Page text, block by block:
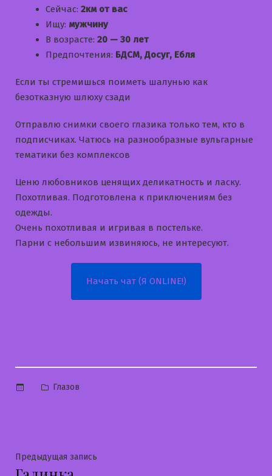
Сейчас: 2км от вас
Ищу: мужчину
В возрасте: 20 — 30 лет
Предпочтения: БДСМ, Досуг, Ебля
Если ты стремишься поиметь шалунью как
безотказную шлюху сзади
Отправлю снимки своего глазика только тем, кто в
подписчиках. Чатюсь на разнообразные вульгарные
тематики без комплексов
Ценю любовников ценящих деликатность и ласку.
Похотливая. Подготовлена к приключениям без
одежды.
Очень похотливая и игривая в постельке.
Парни с небольшим извиняюсь, не интересуют.
Начать чат (Я ONLINE!)
Опубликовано
Глазов
Навигация
Предыдущая запись